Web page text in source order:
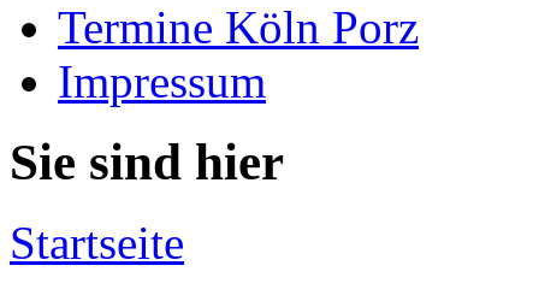
Termine Köln Porz
Impressum
Sie sind hier
Startseite